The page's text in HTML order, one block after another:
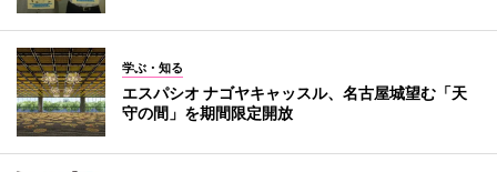
学ぶ・知る
エスパシオ ナゴヤキャッスル、名古屋城望む「天
守の間」を期間限定開放